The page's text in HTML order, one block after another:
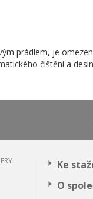
prádlem, je
čištění a
Ke
O